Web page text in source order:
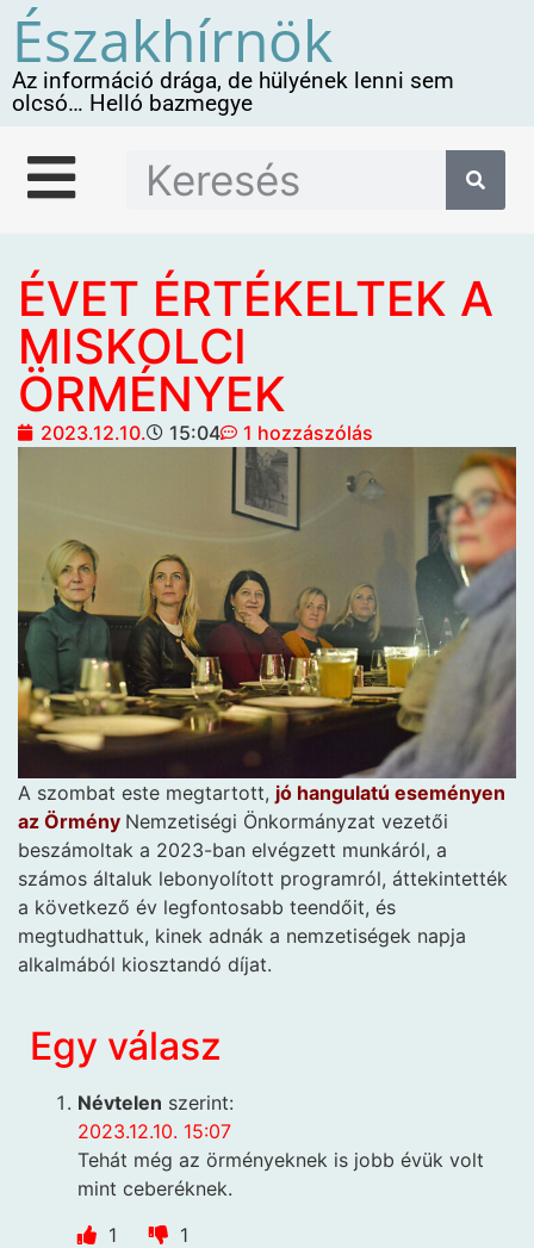
Északhírnök
Az információ drága, de hülyének lenni sem
olcsó… Helló bazmegye
ÉVET ÉRTÉKELTEK A
MISKOLCI
ÖRMÉNYEK
2023.12.10. 15:04 1 hozzászólás
A szombat este megtartott, jó hangulatú eseményen
az Örmény Nemzetiségi Önkormányzat vezetői
beszámoltak a 2023-ban elvégzett munkáról, a
számos általuk lebonyolított programról, áttekintették
a következő év legfontosabb teendőit, és
megtudhattuk, kinek adnák a nemzetiségek napja
alkalmából kiosztandó díjat.
Egy válasz
Névtelen szerint:
2023.12.10. 15:07
Tehát még az örményeknek is jobb évük volt
mint ceberéknek.
1
1